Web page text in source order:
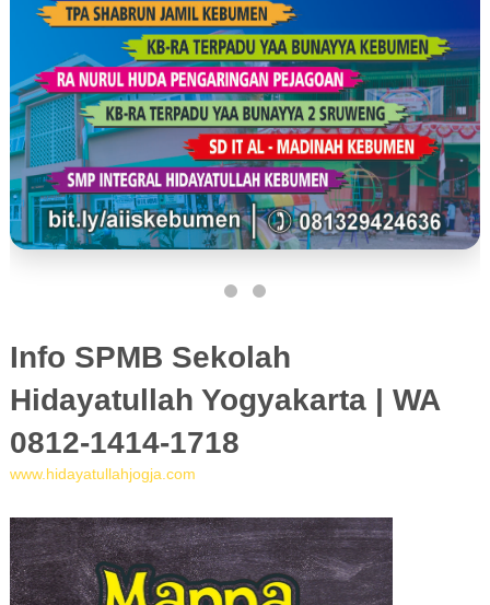
Info SPMB Sekolah
Hidayatullah Yogyakarta | WA
0812-1414-1718
www.hidayatullahjogja.com